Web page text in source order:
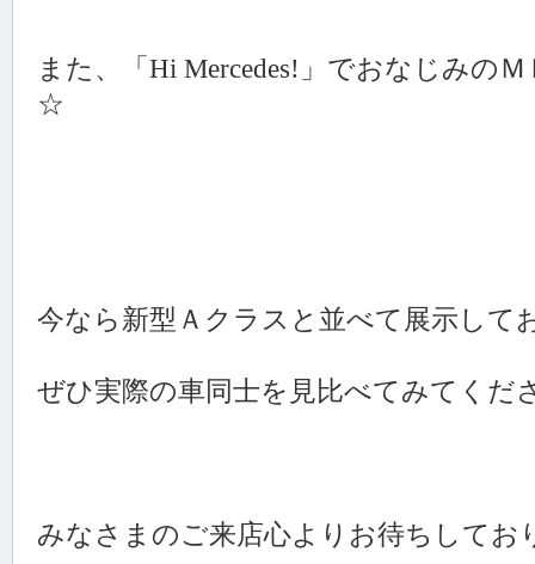
また、「Hi Mercedes!」でおなじみの
☆
今なら新型Ａクラスと並べて展示して
ぜひ実際の車同士を見比べてみてくだ
みなさまのご来店心よりお待ちしてお